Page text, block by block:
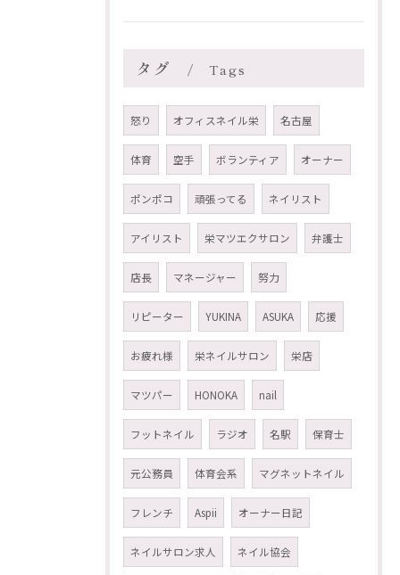
タグ Tags
怒り オフィスネイル栄 名古屋
体育 空手 ボランティア オーナー
ポンポコ 頑張ってる ネイリスト
アイリスト 栄マツエクサロン 弁護士
店長 マネージャー 努力
リピーター YUKINA ASUKA 応援
お疲れ様 栄ネイルサロン 栄店
マツパー HONOKA nail
フットネイル ラジオ 名駅 保育士
元公務員 体育会系 マグネットネイル
フレンチ Aspii オーナー日記
ネイルサロン求人 ネイル協会